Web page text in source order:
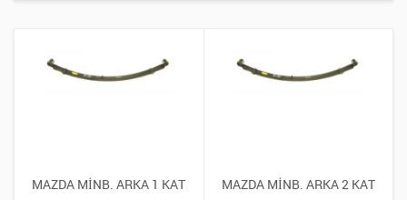
MAZDA MİNB. ARKA 1 KAT MAZDA MİNB. ARKA 2 KAT